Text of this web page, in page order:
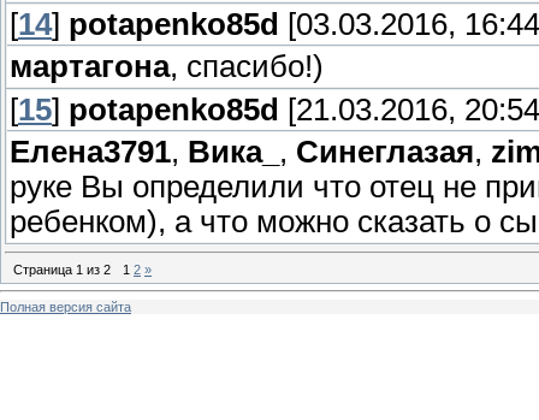
[14] potapenko85d [03.03.2016,
мартагона, спасибо!)
[15] potapenko85d [21.03.2016,
Елена3791, Вика_ , Синеглазая,
руке Вы определили что отец не
ребенком), а что можно сказать о
Страница 1 из 2 1 2 »
Полная версия сайта